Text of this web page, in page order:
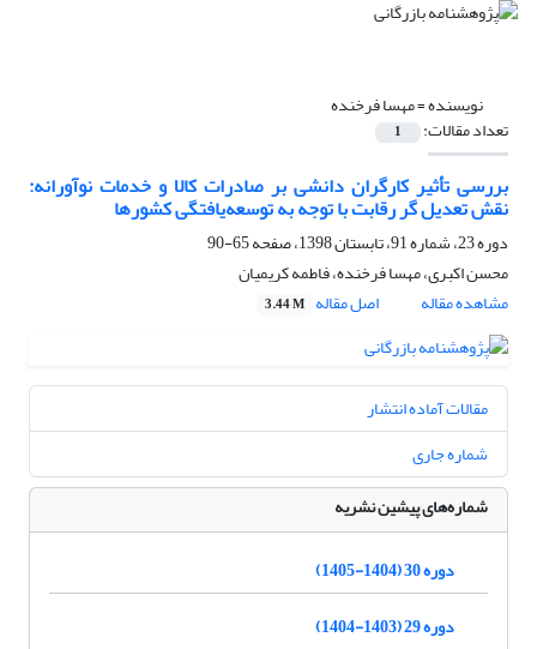
نویسنده =مهسا فرخنده
تعداد مقالات: 1
بررسی تأثیر کارگران دانشی بر صادرات کالا و خدمات نوآورانه:
نقش تعدیل گر رقابت با توجه به توسعه‌یافتگی کشورها
دوره 23، شماره 91، تابستان 1398، صفحه
65-90
محسن اکبری، مهسا فرخنده، فاطمه کریمیان
مشاهده مقاله
اصل مقاله 3.44 M
مقالات آماده انتشار
شماره جاری
شماره‌های پیشین نشریه
دوره 30 (1404-1405)
دوره 29 (1403-1404)